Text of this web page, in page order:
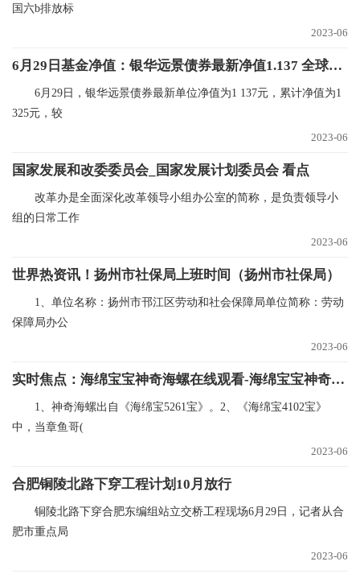
国六b排放标
2023-06
6月29日基金净值：银华远景债券最新净值1.137 全球新资讯
6月29日，银华远景债券最新单位净值为1 137元，累计净值为1
325元，较
2023-06
国家发展和改委委员会_国家发展计划委员会 看点
改革办是全面深化改革领导小组办公室的简称，是负责领导小
组的日常工作
2023-06
世界热资讯！扬州市社保局上班时间（扬州市社保局）
1、单位名称：扬州市邗江区劳动和社会保障局单位简称：劳动
保障局办公
2023-06
实时焦点：海绵宝宝神奇海螺在线观看-海绵宝宝神奇海螺
1、神奇海螺出自《海绵宝5261宝》。2、《海绵宝4102宝》
中，当章鱼哥(
2023-06
合肥铜陵北路下穿工程计划10月放行
铜陵北路下穿合肥东编组站立交桥工程现场6月29日，记者从合
肥市重点局
2023-06